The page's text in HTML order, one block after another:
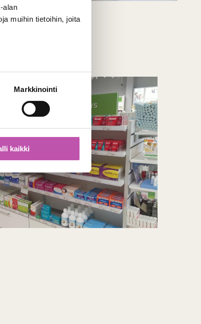
alan
muihin tietoihin, joita
Markkinointi
kaikki